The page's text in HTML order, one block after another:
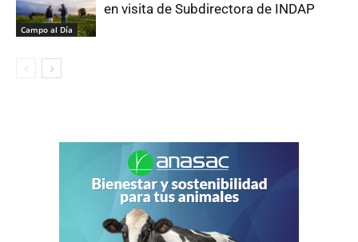
Campo al Día
en visita de Subdirectora de INDAP